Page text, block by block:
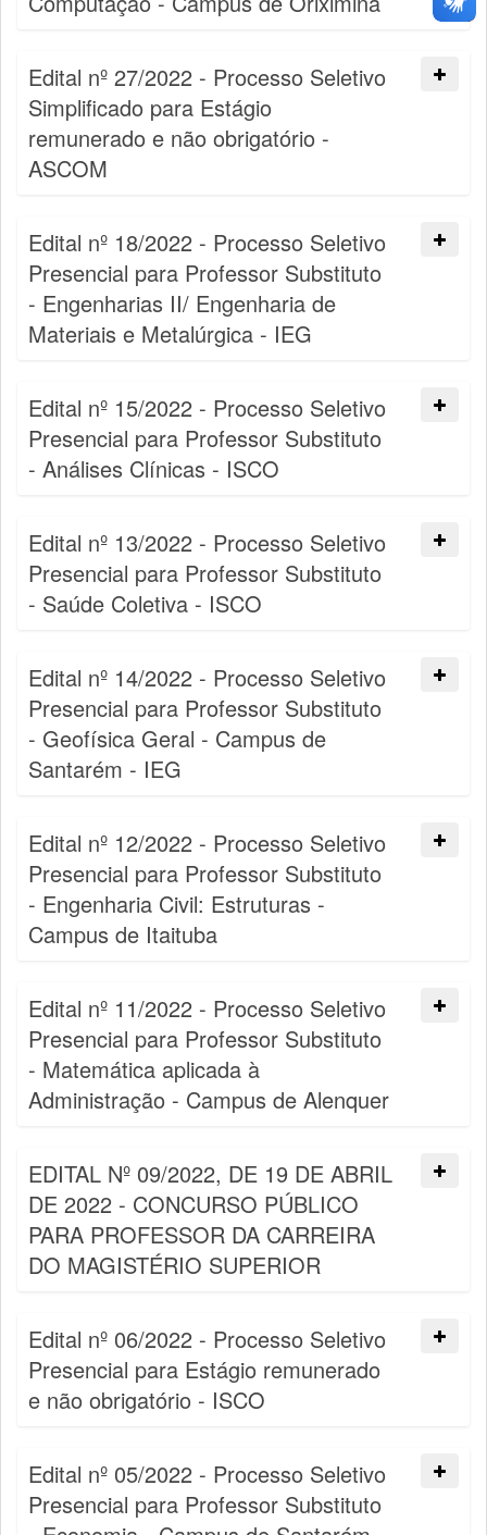
Edital nº 27/2022 - Processo Seletivo
Simplificado para Estágio
remunerado e não obrigatório -
ASCOM
Edital nº 18/2022 - Processo Seletivo
Presencial para Professor Substituto
- Engenharias II/ Engenharia de
Materiais e Metalúrgica - IEG
Edital nº 15/2022 - Processo Seletivo
Presencial para Professor Substituto
- Análises Clínicas - ISCO
Edital nº 13/2022 - Processo Seletivo
Presencial para Professor Substituto
- Saúde Coletiva - ISCO
Edital nº 14/2022 - Processo Seletivo
Presencial para Professor Substituto
- Geofísica Geral - Campus de
Santarém - IEG
Edital nº 12/2022 - Processo Seletivo
Presencial para Professor Substituto
- Engenharia Civil: Estruturas -
Campus de Itaituba
Edital nº 11/2022 - Processo Seletivo
Presencial para Professor Substituto
- Matemática aplicada à
Administração - Campus de Alenquer
EDITAL Nº 09/2022, DE 19 DE ABRIL
DE 2022 - CONCURSO PÚBLICO
PARA PROFESSOR DA CARREIRA
DO MAGISTÉRIO SUPERIOR
Edital nº 06/2022 - Processo Seletivo
Presencial para Estágio remunerado
e não obrigatório - ISCO
Edital nº 05/2022 - Processo Seletivo
Presencial para Professor Substituto